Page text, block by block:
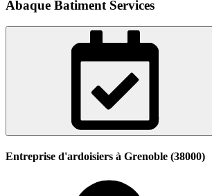
Abaque Batiment Services
Entreprise d'ardoisiers à Grenoble (38000)